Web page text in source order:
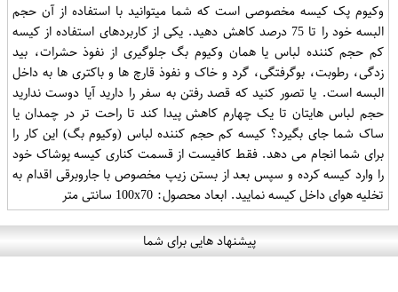
وکیوم پک کیسه مخصوصی است که شما میتوانید با استفاده از آن حجم
البسه خود را تا 75 درصد کاهش دهید. یکی از کاربردهای استفاده از کیسه
کم حجم کننده لباس یا همان وکیوم بگ جلوگیری از نفوذ حشرات، بید
زدگی، رطوبت، بوگرفتگی، گرد و خاک و نفوذ قارچ ها و باکتری ها به داخل
البسه است. یا تصور کنید که قصد رفتن به سفر را دارید آیا دوست ندارید
حجم لباس هایتان تا یک چهارم کاهش پیدا کند تا راحت تر در چمدان یا
ساک شما جای بگیرد؟ کیسه کم حجم کننده لباس (وکیوم بگ) این کار را
برای شما انجام می دهد. فقط کافیست از قسمت کناری کیسه پوشاک خود
را وارد کیسه کرده و سپس بعد از بستن زیپ مخصوص با جاروبرقی اقدام به
تخلیه هوای داخل کیسه نمایید. ابعاد محصول: 100x70 سانتی متر
پیشنهاد هایی برای شما